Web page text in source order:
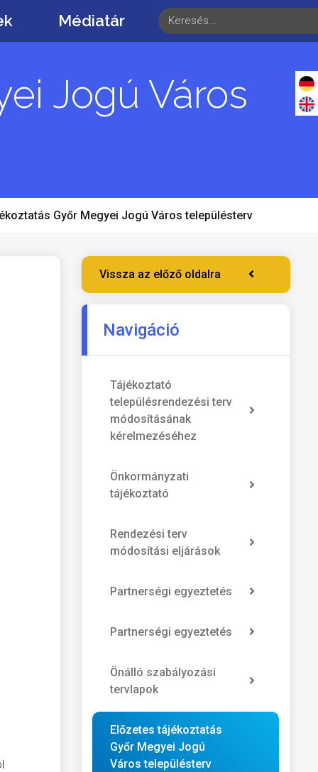
Médiatár
Jogú Város
Győr Megyei Jogú Város településterv
Vissza az előző oldalra
Navigáció
Tájékoztató
településrendezési terv
módosításának
kérelmezéséhez
Önkormányzati
tájékoztató
Rendezési terv
módosítási eljárások
Partnerségi egyeztetés
Partnerségi egyeztetés
Önálló szabályozási
tervlapok
Előzetes tájékoztatás
Győr Megyei Jogú
Város településterv